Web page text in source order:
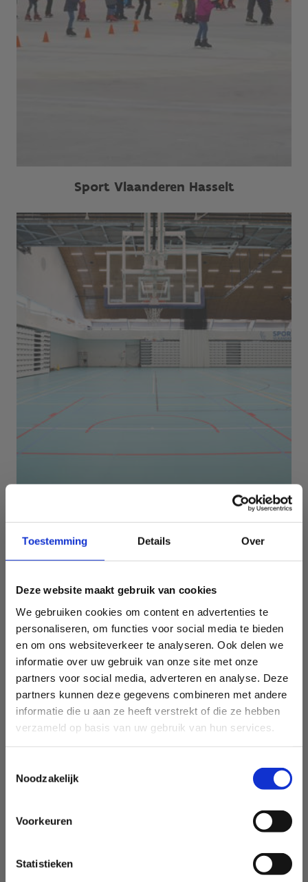
Toestemming Details Over
Deze website maakt gebruik van cookies
We gebruiken cookies om content en advertenties te
personaliseren, om functies voor social media te bieden
en om ons websiteverkeer te analyseren. Ook delen we
informatie over uw gebruik van onze site met onze
partners voor social media, adverteren en analyse. Deze
partners kunnen deze gegevens combineren met andere
informatie die u aan ze heeft verstrekt of die ze hebben
verzameld op basis van uw gebruik van hun services.
Noodzakelijk
Voorkeuren
Statistieken
Sport Vlaanderen Hasselt
Sport Vlaanderen Herentals
Sport Vlaanderen Heusden-Zolder